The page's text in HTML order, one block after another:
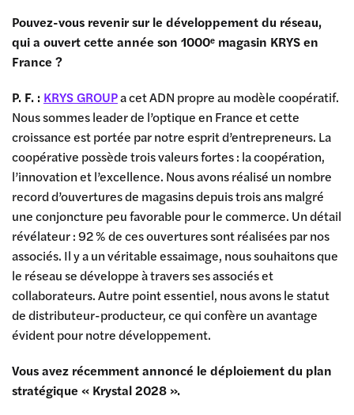
Pouvez-vous revenir sur le développement du réseau,
qui a ouvert cette année son 1000ᵉ magasin KRYS en
France ?
P. F. : KRYS GROUPa cet ADN propre au modèle coopératif.
Nous sommes leader de l’optique en France et cette
croissance est portée par notre esprit d’entrepreneurs. La
coopérative possède trois valeurs fortes : la coopération,
l’innovation et l’excellence. Nous avons réalisé un nombre
record d’ouvertures de magasins depuis trois ans malgré
une conjoncture peu favorable pour le commerce. Un détail
révélateur : 92 % de ces ouvertures sont réalisées par nos
associés. Il y a un véritable essaimage, nous souhaitons que
le réseau se développe à travers ses associés et
collaborateurs. Autre point essentiel, nous avons le statut
de distributeur-producteur, ce qui confère un avantage
évident pour notre développement.
Vous avez récemment annoncé le déploiement du plan
stratégique « Krystal 2028 ».